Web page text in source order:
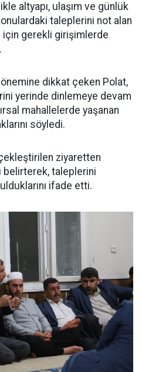
altyapı, ulaşım ve günlük
taleplerini not alan
için gerekli girişimlerde
dikkat çeken Polat,
yerinde dinlemeye devam
mahallelerde yaşanan
söyledi.
ziyaretten
belirterek, taleplerini
ifade etti.